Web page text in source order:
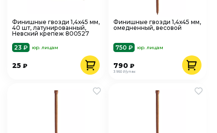
Финишные гвозди 1,4х45 мм,
40 шт, латунированный,
Невский крепеж 800527
23 ₽
юр. лицам
25 ₽
Финишные гвозди 1,4х45 мм,
омедненный, весовой
750 ₽ юр. лицам
3 950 ₽/упак
790₽